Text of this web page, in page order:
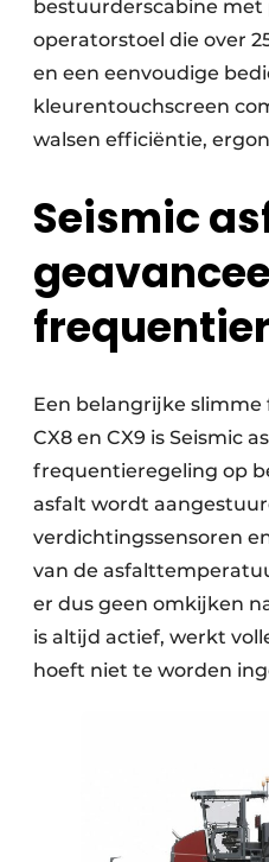
bestuurderscabine met
operatorstoel die over
en een eenvoudige
kleurentouchscreen
walsen efficiëntie,
Seismic
Een belangrijke
CX8 en CX9 is Seismic
frequentieregeling op
asfalt wordt
verdichtingssensoren
van de
er dus geen omkijken
is altijd actief, werkt
hoeft niet te worden